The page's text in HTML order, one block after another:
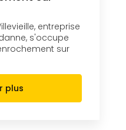
entreprise
s'occupe
sur
plus